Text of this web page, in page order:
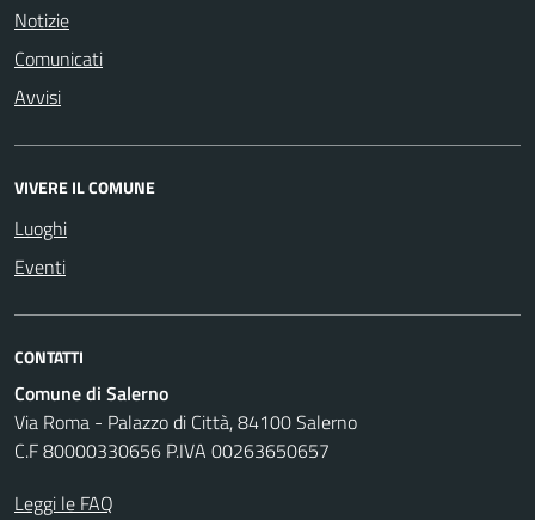
Notizie
Comunicati
Avvisi
VIVERE IL COMUNE
Luoghi
Eventi
CONTATTI
Comune di Salerno
Via Roma - Palazzo di Città, 84100 Salerno
C.F 80000330656 P.IVA 00263650657
Leggi le FAQ